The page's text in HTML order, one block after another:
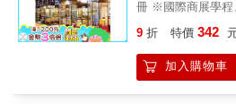
問題的答案，但賣
否真的回應了顧客
提供方的「思維定
到真實的情況。 例如，在賣場購物時，你有沒
有過這樣的想法？
冊 ※國際商展學程、商展行銷實務最優指定教
己，腦力我們訓練你。 到中國參展，唯
見為憑」，才能真正安心！ 因
always say ok, but
9 折 特價 342
加入購物車